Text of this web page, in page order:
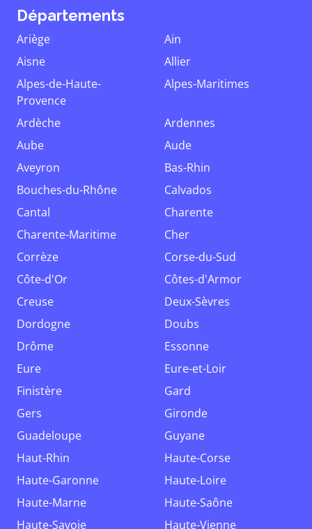
Départements
Ariège
Ain
Aisne
Allier
Alpes-de-Haute-
Provence
Alpes-Maritimes
Ardèche
Ardennes
Aube
Aude
Aveyron
Bas-Rhin
Bouches-du-Rhône
Calvados
Cantal
Charente
Charente-Maritime
Cher
Corrèze
Corse-du-Sud
Côte-d'Or
Côtes-d'Armor
Creuse
Deux-Sèvres
Dordogne
Doubs
Drôme
Essonne
Eure
Eure-et-Loir
Finistère
Gard
Gers
Gironde
Guadeloupe
Guyane
Haut-Rhin
Haute-Corse
Haute-Garonne
Haute-Loire
Haute-Marne
Haute-Saône
Haute-Savoie
Haute-Vienne